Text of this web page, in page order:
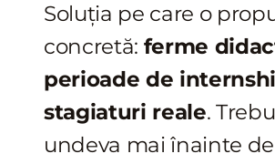
Soluția pe care o
concretă: ferme
perioade de
stagiaturi reale.
undeva mai înainte